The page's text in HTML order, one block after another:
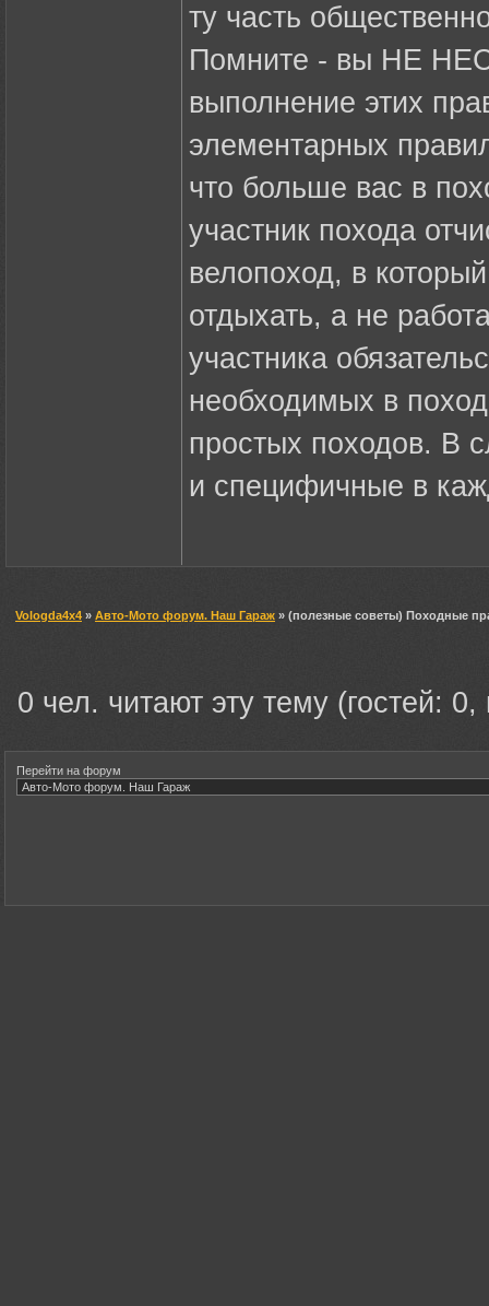
ту часть
Помните - вы НЕ
выполнение этих
элементарных
что больше вас в
участник похода
велопоход, в
отдыхать, а не
участника
необходимых в
простых походов. В
и специфичные в
Vologda4x4 » Авто-Мото форум. Наш Гараж » (полезные советы) Походные
0 чел. читают эту тему (гостей:
Перейти на форум